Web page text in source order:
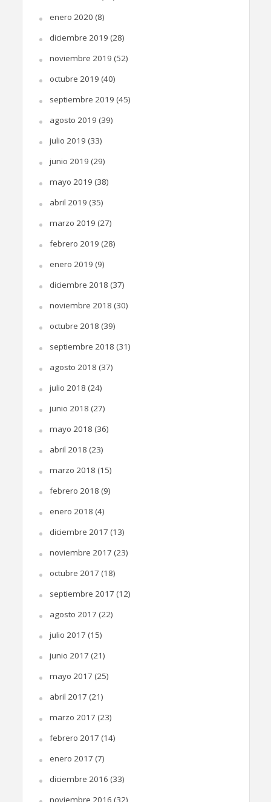
enero 2020 (8)
diciembre 2019 (28)
noviembre 2019 (52)
octubre 2019 (40)
septiembre 2019 (45)
agosto 2019 (39)
julio 2019 (33)
junio 2019 (29)
mayo 2019 (38)
abril 2019 (35)
marzo 2019 (27)
febrero 2019 (28)
enero 2019 (9)
diciembre 2018 (37)
noviembre 2018 (30)
octubre 2018 (39)
septiembre 2018 (31)
agosto 2018 (37)
julio 2018 (24)
junio 2018 (27)
mayo 2018 (36)
abril 2018 (23)
marzo 2018 (15)
febrero 2018 (9)
enero 2018 (4)
diciembre 2017 (13)
noviembre 2017 (23)
octubre 2017 (18)
septiembre 2017 (12)
agosto 2017 (22)
julio 2017 (15)
junio 2017 (21)
mayo 2017 (25)
abril 2017 (21)
marzo 2017 (23)
febrero 2017 (14)
enero 2017 (7)
diciembre 2016 (33)
noviembre 2016 (32)